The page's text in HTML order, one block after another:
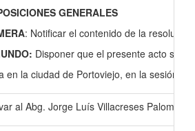
GENERALES
: Notificar el contenido de la
Disponer que el presente acto
en la ciudad de Portoviejo, en la sesión
al Abg. Jorge Luís Villacreses